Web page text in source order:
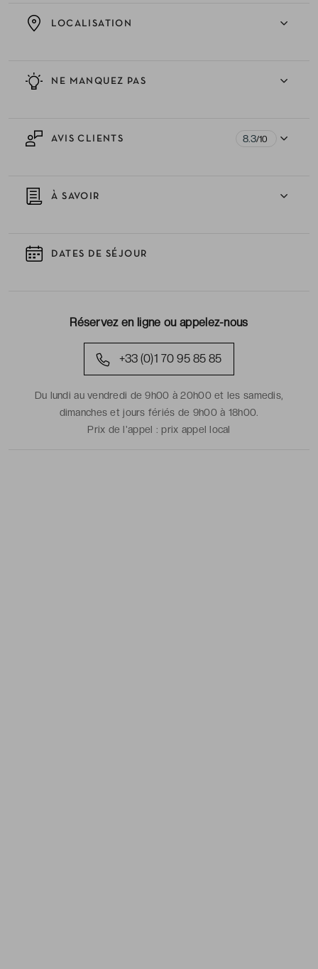
NE MANQUEZ PAS
LOCALISATION
AVIS CLIENTS 8.3/10
À SAVOIR
DATES DE SÉJOUR
Réservez en ligne ou appelez-nous
+33 (0)1 70 95 85 85
Du lundi au vendredi de 9h00 à 20h00 et les samedis,
dimanches et jours fériés de 9h00 à 18h00.
Prix de l'appel :prix appel local